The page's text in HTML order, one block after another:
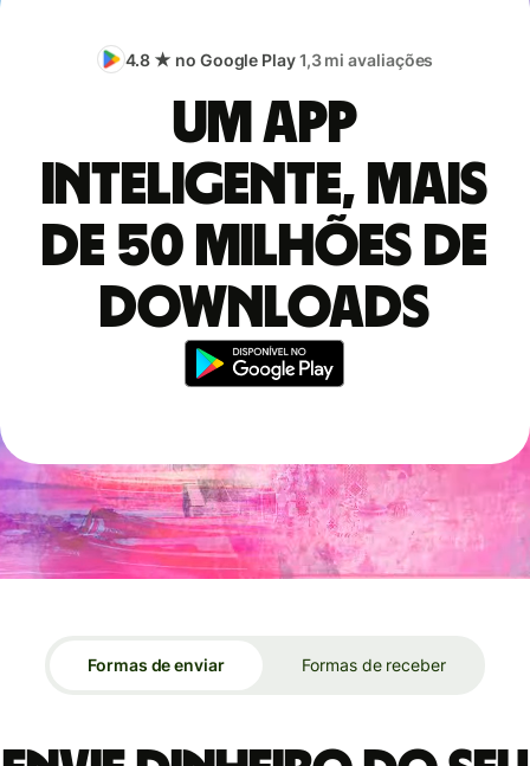
4.8 ★ no Google Play1,3 mi avaliações
Um app
inteligente, mais
de 50 milhões de
downloads
Formas de enviar Formas de receber